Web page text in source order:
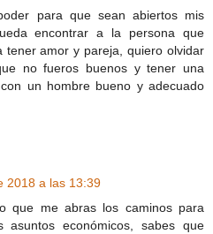
para que sean abiertos mis
encontrar a la persona que
tener amor y pareja, quiero olvidar
no fueros buenos y tener una
un hombre bueno y adecuado
2018 a las 13:39
que me abras los caminos para
asuntos económicos, sabes que